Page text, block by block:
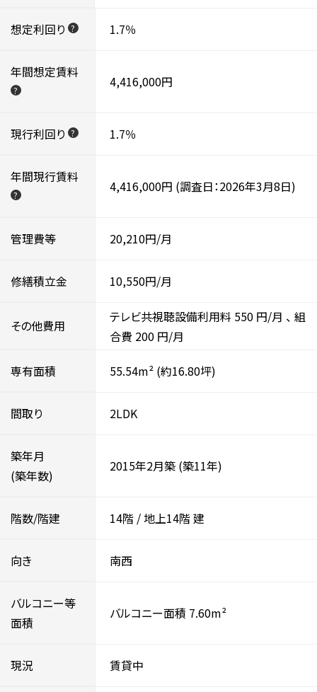
想定利回り ? 1.7％
年間想定賃料
? 4,416,000円
現行利回り ? 1.7％
年間現行賃料
? 4,416,000円 (調査日：2026年3月8日)
管理費等 20,210円/月
修繕積立金 10,550円/月
その他費用
テレビ共視聴設備利用料 550 円/月 、 組
合費 200 円/月
専有面積 55.54m² (約16.80坪)
間取り 2LDK
築年月
(築年数)
2015年2月築 (築11年)
階数/階建 14階 /地上14階建
向き 南西
バルコニー等
面積
バルコニー面積 7.60m²
現況 賃貸中